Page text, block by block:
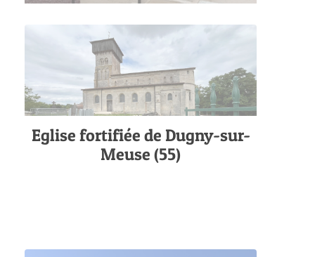
Eglise fortifiée de Dugny-sur-
Meuse (55)